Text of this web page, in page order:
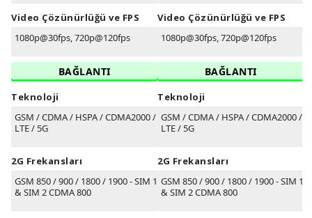
Video Çözünürlüğü ve FPS
1080p@30fps, 720p@120fps
BAĞLANTI
Teknoloji
GSM / CDMA / HSPA / CDMA2000 /
LTE / 5G
2G Frekansları
GSM 850 / 900 / 1800 / 1900 - SIM 1
& SIM 2 CDMA 800
Video Çözünürlüğü ve FPS
1080p@30fps, 720p@120fps
BAĞLANTI
Teknoloji
GSM / CDMA / HSPA / CDMA2000 /
LTE / 5G
2G Frekansları
GSM 850 / 900 / 1800 / 1900 - SIM 1
& SIM 2 CDMA 800